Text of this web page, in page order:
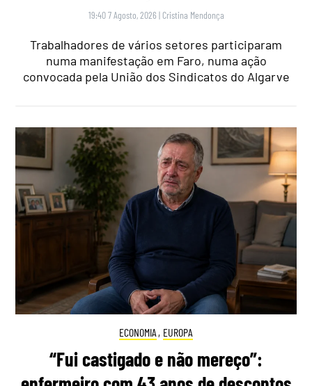
19:40 7 Agosto, 2026 | Cristina Mendonça
Trabalhadores de vários setores participaram
numa manifestação em Faro, numa ação
convocada pela União dos Sindicatos do Algarve
ECONOMIA , EUROPA
“Fui castigado e não mereço”: